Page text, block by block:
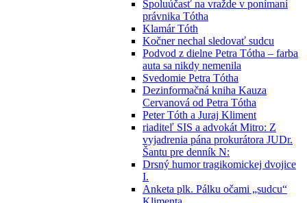
Spoluúčasť na vražde v ponímaní
právnika Tótha
Klamár Tóth
Kočner nechal sledovať sudcu
Podvod z dielne Petra Tótha – farba
auta sa nikdy nemenila
Svedomie Petra Tótha
Dezinformačná kniha Kauza
Cervanová od Petra Tótha
Peter Tóth a Juraj Kliment
riaditeľ SIS a advokát Mitro: Z
vyjadrenia pána prokurátora JUDr.
Šantu pre denník N:
Drsný humor tragikomickej dvojice
I.
Anketa plk. Pálku očami „sudcu“